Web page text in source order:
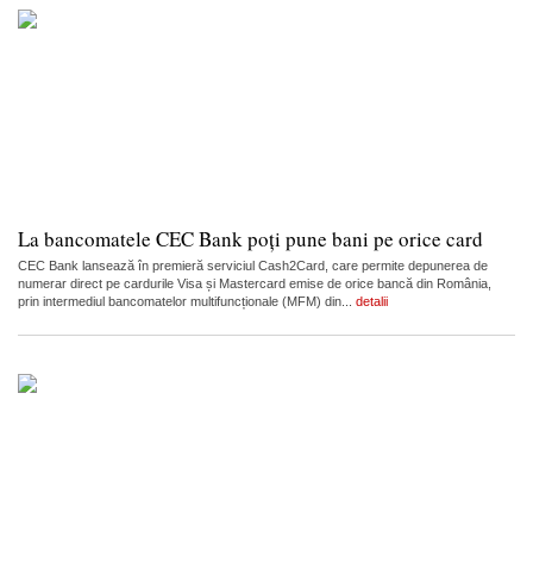
La bancomatele CEC Bank poți pune bani pe orice card
CEC Bank lansează în premieră serviciul Cash2Card, care permite depunerea de
numerar direct pe cardurile Visa și Mastercard emise de orice bancă din România,
prin intermediul bancomatelor multifuncționale (MFM) din... detalii